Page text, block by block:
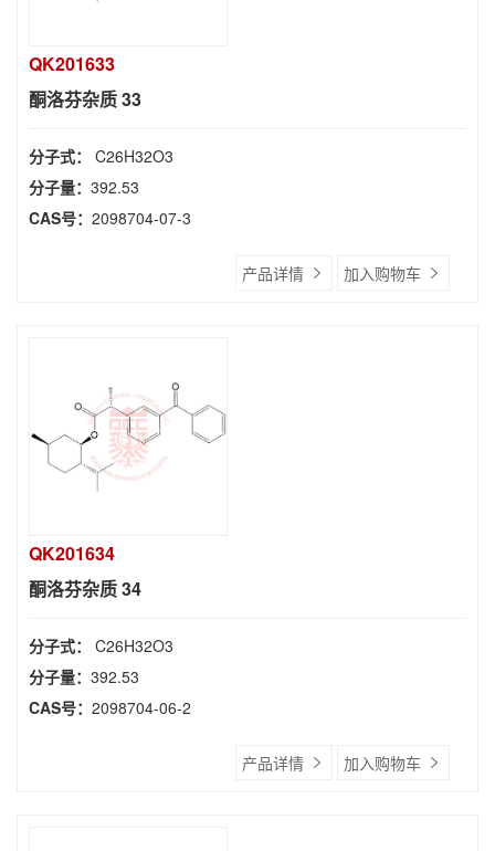
QK201633
酮洛芬杂质 33
分子式： C26H32O3
分子量： 392.53
CAS号： 2098704-07-3
产品详情 加入购物车
QK201634
酮洛芬杂质 34
分子式： C26H32O3
分子量： 392.53
CAS号： 2098704-06-2
产品详情 加入购物车